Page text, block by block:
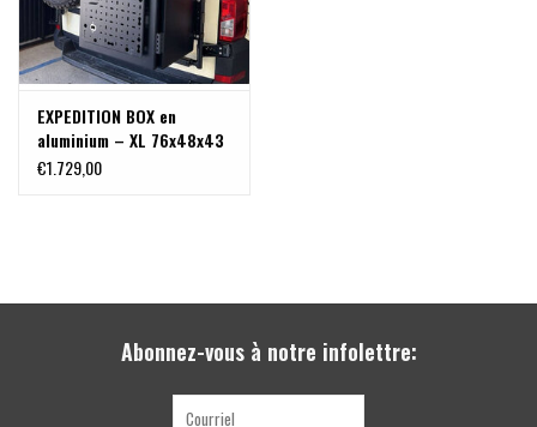
EXPEDITION BOX en
aluminium – XL 76x48x43
cm
€1.729,00
Abonnez-vous à notre infolettre: